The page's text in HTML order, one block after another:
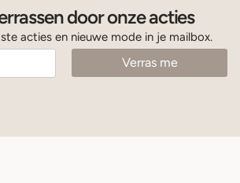
door onze acties
acties en nieuwe mode in je mailbox.